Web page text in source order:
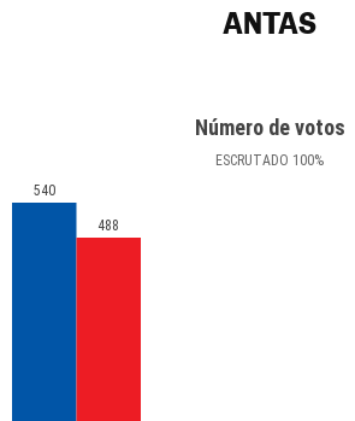
ANTAS
Número de votos
ESCRUTADO 100%
540
488